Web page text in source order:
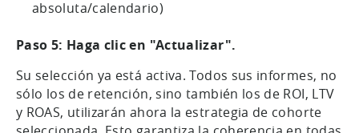
absoluta/calendario)
Paso 5: Haga clic en "Actualizar".
Su selección ya está activa. Todos sus informes, no
sólo los de retención, sino también los de ROI, LTV
y ROAS, utilizarán ahora la estrategia de cohorte